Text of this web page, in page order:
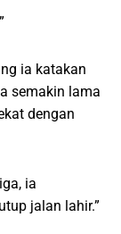
ia katakan
semakin lama
dengan
ia
jalan lahir.”